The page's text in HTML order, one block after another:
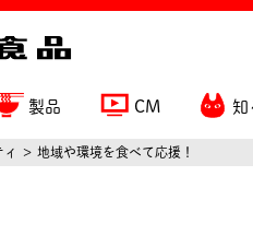
製品 CM 知
地域や環境を食べて応援！